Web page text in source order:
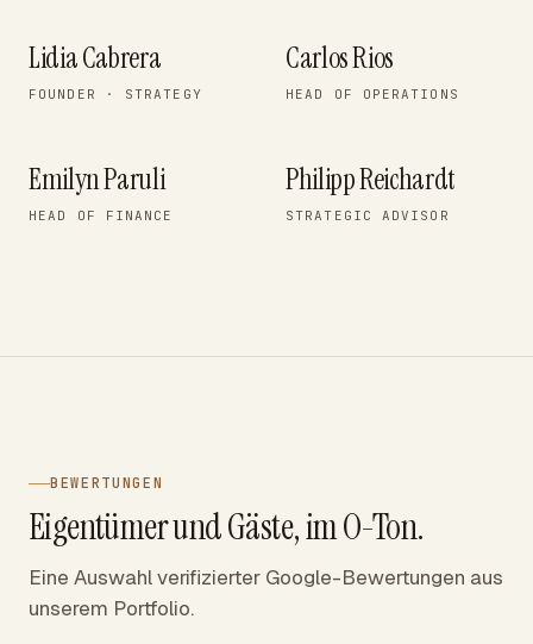
Lidia Cabrera
FOUNDER · STRATEGY
Carlos Rios
HEAD OF OPERATIONS
Emilyn Paruli
HEAD OF FINANCE
Philipp Reichardt
STRATEGIC ADVISOR
BEWERTUNGEN
Eigentümer und Gäste, im O-Ton.
Eine Auswahl verifizierter Google-Bewertungen aus
unserem Portfolio.